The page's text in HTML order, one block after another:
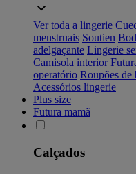
Ver toda a lingerie
menstruais Soutien
adelgaçante Lingerie
Camisola interior
operatório Roupões de
Acessórios lingerie
Plus size
Futura mamã
Calçados